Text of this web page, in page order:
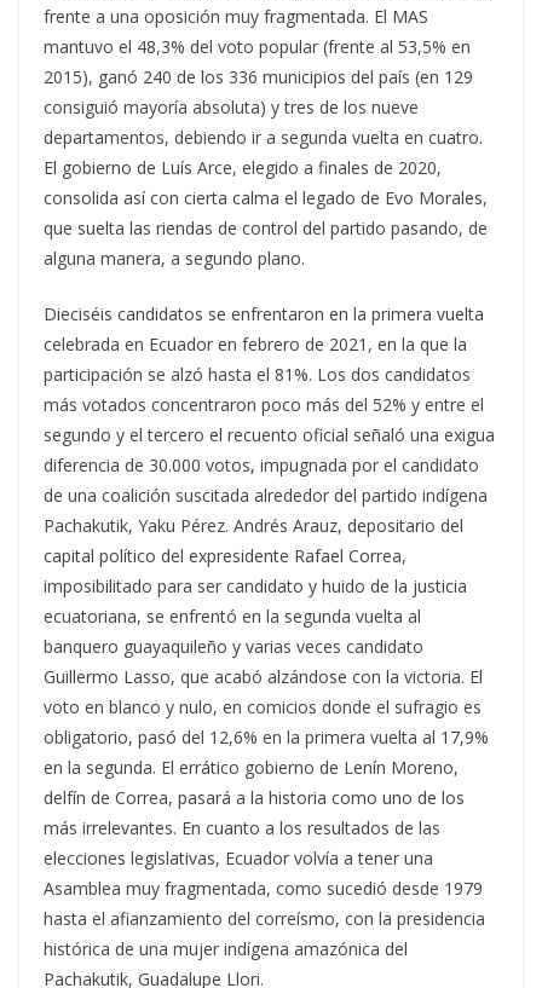
frente a una oposición muy fragmentada. El MAS
mantuvo el 48,3% del voto popular (frente al 53,5% en
2015), ganó 240 de los 336 municipios del país (en 129
consiguió mayoría absoluta) y tres de los nueve
departamentos, debiendo ir a segunda vuelta en cuatro.
El gobierno de Luís Arce, elegido a finales de 2020,
consolida así con cierta calma el legado de Evo Morales,
que suelta las riendas de control del partido pasando, de
alguna manera, a segundo plano.
Dieciséis candidatos se enfrentaron en la primera vuelta
celebrada en Ecuador en febrero de 2021, en la que la
participación se alzó hasta el 81%. Los dos candidatos
más votados concentraron poco más del 52% y entre el
segundo y el tercero el recuento oficial señaló una exigua
diferencia de 30.000 votos, impugnada por el candidato
de una coalición suscitada alrededor del partido indígena
Pachakutik, Yaku Pérez. Andrés Arauz, depositario del
capital político del expresidente Rafael Correa,
imposibilitado para ser candidato y huido de la justicia
ecuatoriana, se enfrentó en la segunda vuelta al
banquero guayaquileño y varias veces candidato
Guillermo Lasso, que acabó alzándose con la victoria. El
voto en blanco y nulo, en comicios donde el sufragio es
obligatorio, pasó del 12,6% en la primera vuelta al 17,9%
en la segunda. El errático gobierno de Lenín Moreno,
delfín de Correa, pasará a la historia como uno de los
más irrelevantes. En cuanto a los resultados de las
elecciones legislativas, Ecuador volvía a tener una
Asamblea muy fragmentada, como sucedió desde 1979
hasta el afianzamiento del correísmo, con la presidencia
histórica de una mujer indígena amazónica del
Pachakutik, Guadalupe Llori.